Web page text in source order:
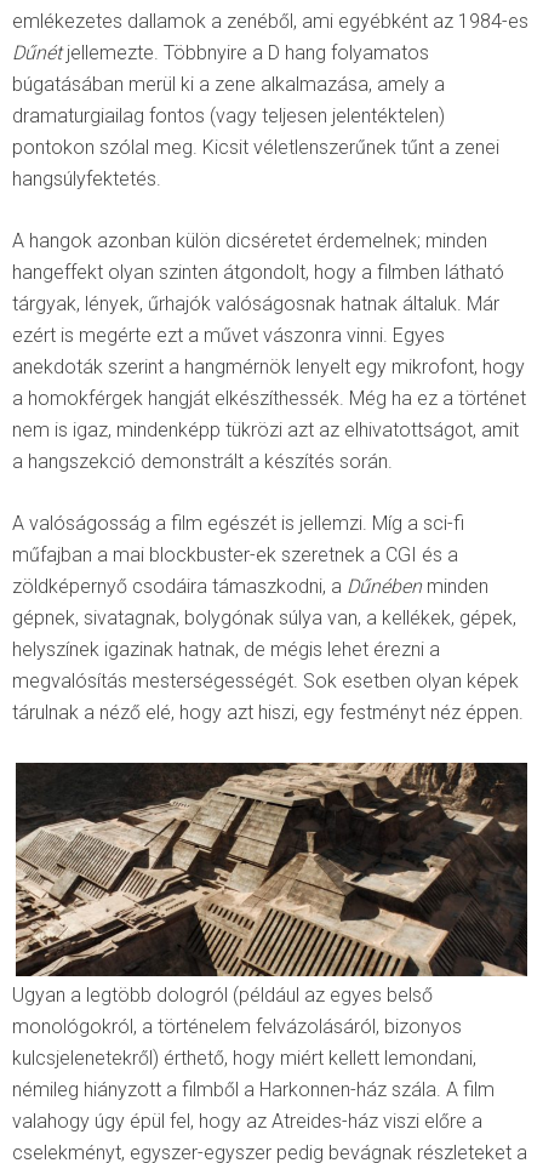
emlékezetes dallamok a zenéből, ami egyébként az 1984-es
Dűnétjellemezte. Többnyire a D hang folyamatos
búgatásában merül ki a zene alkalmazása, amely a
dramaturgiailag fontos (vagy teljesen jelentéktelen)
pontokon szólal meg. Kicsit véletlenszerűnek tűnt a zenei
hangsúlyfektetés.
A hangok azonban külön dicséretet érdemelnek; minden
hangeffekt olyan szinten átgondolt, hogy a filmben látható
tárgyak, lények, űrhajók valóságosnak hatnak általuk. Már
ezért is megérte ezt a művet vászonra vinni. Egyes
anekdoták szerint a hangmérnök lenyelt egy mikrofont, hogy
a homokférgek hangját elkészíthessék. Még ha ez a történet
nem is igaz, mindenképp tükrözi azt az elhivatottságot, amit
a hangszekció demonstrált a készítés során.
A valóságosság a film egészét is jellemzi. Míg a sci-fi
műfajban a mai blockbuster-ek szeretnek a CGI és a
zöldképernyő csodáira támaszkodni, a Dűnébenminden
gépnek, sivatagnak, bolygónak súlya van, a kellékek, gépek,
helyszínek igazinak hatnak, de mégis lehet érezni a
megvalósítás mesterségességét. Sok esetben olyan képek
tárulnak a néző elé, hogy azt hiszi, egy festményt néz éppen.
Ugyan a legtöbb dologról (például az egyes belső
monológokról, a történelem felvázolásáról, bizonyos
kulcsjelenetekről) érthető, hogy miért kellett lemondani,
némileg hiányzott a filmből a Harkonnen-ház szála. A film
valahogy úgy épül fel, hogy az Atreides-ház viszi előre a
cselekményt, egyszer-egyszer pedig bevágnak részleteket a